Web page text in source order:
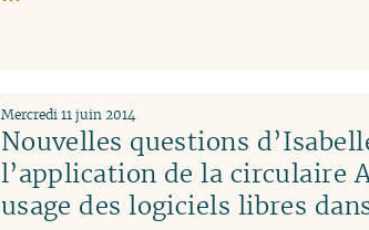
Nouvelles questions
l’application de la circulaire
usage des logiciels libres
Mercredi 11 juin 2014